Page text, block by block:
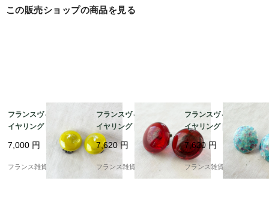
めください。
古いものですので、経年による小さなキズや汚れ、錆等があ
ることはご了承ください。
それらも含めてヴィンテージならではの風合いと楽しんでい
ただけますと幸いです。
見落としているダメージがあるかもしれませんので、お写真
この販売ショップの商品を見る
フランスヴィンテージ
イヤリング | 絶妙なラ
イムグリーンのレトロ
ガラス | 1950～60年頃
7,000 円
フランス雑貨chouchou
フランスヴィンテージ
イヤリング | 光を透か
す 美しいルビーレッド
ガラス | 1950～60年頃
7,620円
フランス雑貨chouchou
フランスヴィンテージ
イヤリング |ターコイズ
ブルー モザイクタイル
風ガラス | 1950～60年
頃
7,620 円
フランス雑貨chouchou